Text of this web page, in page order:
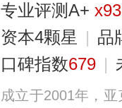
专业评测A+ x93
资本4颗星 | 品
口碑指数679 |
成立于2001年，